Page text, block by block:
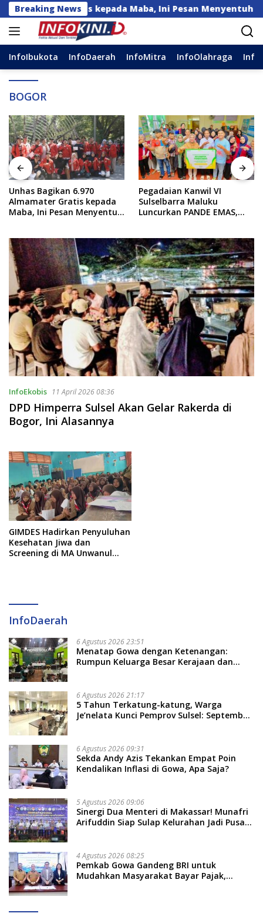
Langsung
ke
konten
Breaking News
Gratis kepada Maba, Ini Pesan Menyentuh dari
InfoIbukota InfoDaerah InfoMitra InfoOlahraga
BOGOR
Pegadaian Kanwil VI
Sulselbarra Maluku
Luncurkan PANDE EMAS,
Panggil Menteri Investasi,
Prabowo Terima Laporan
Perkembangan Kampung
InfoEkobis 11 April 2026 08:36
DPD Himperra Sulsel Akan Gelar Rakerda di
Bogor, Ini Alasannya
GIMDES Hadirkan Penyuluhan
Kesehatan Jiwa dan
Screening di MA Unwanul
InfoDaerah
6 Agustus 2026 23:51
Menatap Gowa dengan Ketenangan:
Rumpun Keluarga Besar Kerajaan dan
Soal Adat dan Adab
6 Agustus 2026 21:17
5 Tahun Terkatung-katung, Warga
Je’nelata Kunci Pemprov Sulsel: September
6 Agustus 2026 09:31
Sekda Andy Azis Tekankan Empat Poin
Kendalikan Inflasi di Gowa, Apa Saja?
5 Agustus 2026 09:06
Sinergi Dua Menteri di Makassar! Munafri
Arifuddin Siap Sulap Kelurahan Jadi Pusat
4 Agustus 2026 08:25
Pemkab Gowa Gandeng BRI untuk
Mudahkan Masyarakat Bayar Pajak,